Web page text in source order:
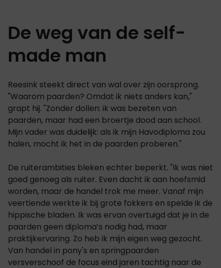
De weg van de self-
made man
Reesink steekt direct van wal over zijn oorsprong.
"Waarom paarden? Omdat ik niets anders kan,"
grapt hij. "Zonder dollen: ik was bezeten van
paarden, maar had een broertje dood aan school.
Mijn vader was duidelijk: als ik mijn Havodiploma zou
halen, mocht ik het in de paarden proberen."
De ruiterambities bleken echter beperkt. "Ik was niet
goed genoeg als ruiter. Even dacht ik aan hoefsmid
worden, maar de handel trok me meer. Vanaf mijn
veertiende werkte ik bij grote fokkers en spelde ik de
hippische bladen. Ik was ervan overtuigd dat je in de
paarden geen diploma’s nodig had, maar
praktijkervaring. Zo heb ik mijn eigen weg gezocht.
Van handel in pony's en springpaarden
versverschoof de focus eind jaren tachtig naar de